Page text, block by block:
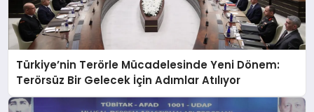
Türkiye’nin Terörle Mücadelesinde Yeni Dönem:
Terörsüz Bir Gelecek İçin Adımlar Atılıyor